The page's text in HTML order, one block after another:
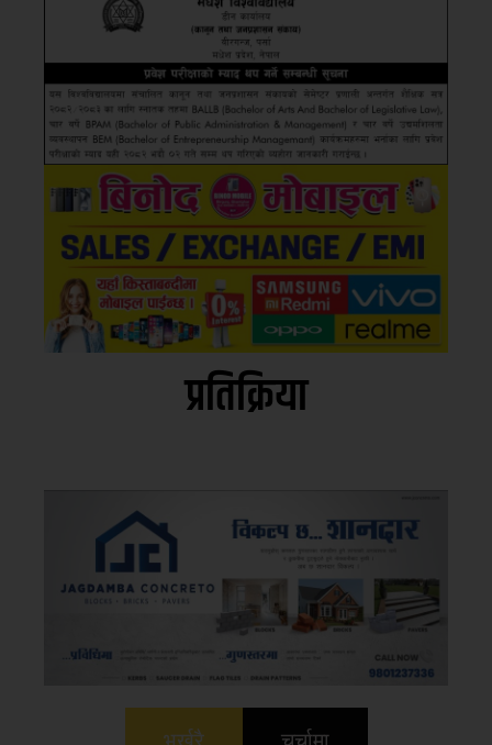
प्रतिक्रिया